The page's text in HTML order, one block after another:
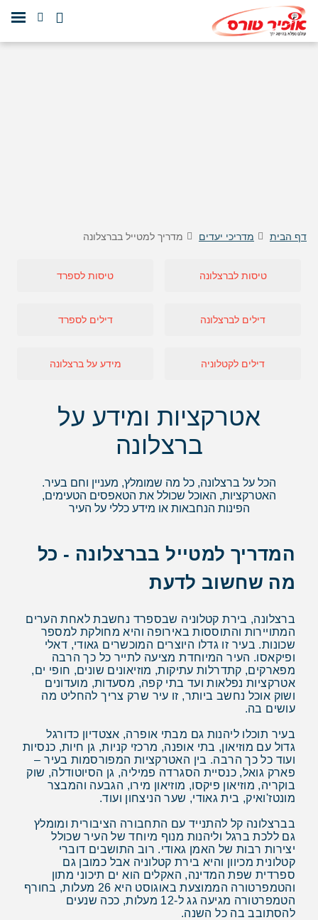
דף הבית מדריכי יעדים מדריך למטייל בברצלונה
טיסות לברצלונה טיסות לספרד
דילים לברצלונה דילים לספרד
דילים לקטלוניה מידע על ברצלונה
אטרקציות ומידע על
ברצלונה
הכל על ברצלונה, כל מה שמומלץ, מעניין וחם בעיר.
האטרקציות, האוכל שכולל את הטאפסים הטעימים,
הפינות הנחבאות או מידע כללי על העיר
המדריך למטייל בברצלונה - כל
מה שחשוב לדעת
ברצלונה, בירת קטלוניה שבספרד נחשבת לאחת הערים
המתויירות והתוססות באירופה והיא מחולקת למספר
שכונות. בעיר זו גדלו היוצרים המוכשרים גאודי, דאלי
ופיקאסו. העיר המיוחדת מציעה לתייר כל כך הרבה
מפארקים, קתדרלות עתיקות, מוזיאונים שונים, חופי ים,
אטרקציות נפלאות ועד בתי קפה, מסעדות, מועדונים
ושוק אוכל נחשב ביותר, זו עיר שרק צריך להחליט מה
עושים בה.
בעיר תוכלו ליהנות גם מבתי אופרה, אצטדיון כדורגל
גדול עם מוזיאון, בתי אופנה, מרכזי קניות, גן חיות, כנסיות
ועוד כל כך הרבה. בין האטרקציות המפורסמות בעיר –
פארק גואל, כנסיית הסגרדה פמיליה, גן הסיוטודלה, שוק
בוקריה, מוזיאון פיקסו, מוזיאון מירו, הגבעה והמבצר
מונטז'ואיק, בית גאודי, שער הניצחון ועוד.
בברצלונה קל להתנייד עם התחבורה הציבורית ומומלץ
גם ללכת ברגל וליהנות מנוף מיוחד של העיר שכולל
יצירות רבות של האמן גאודי. רוב התושבים דוברי
קטלונית מכיוון והיא בירת קטלוניה אבל כמובן גם
ספרדית שפת המדינה, האקלים הוא ים תיכוני מתון
והטמפרטורה הממוצעת באוגוסט היא 26 מעלות, בחורף
הטמפרטורה מגיעה גג ל-12 מעלות, ככה שנעים
להסתובב בה כל השנה.